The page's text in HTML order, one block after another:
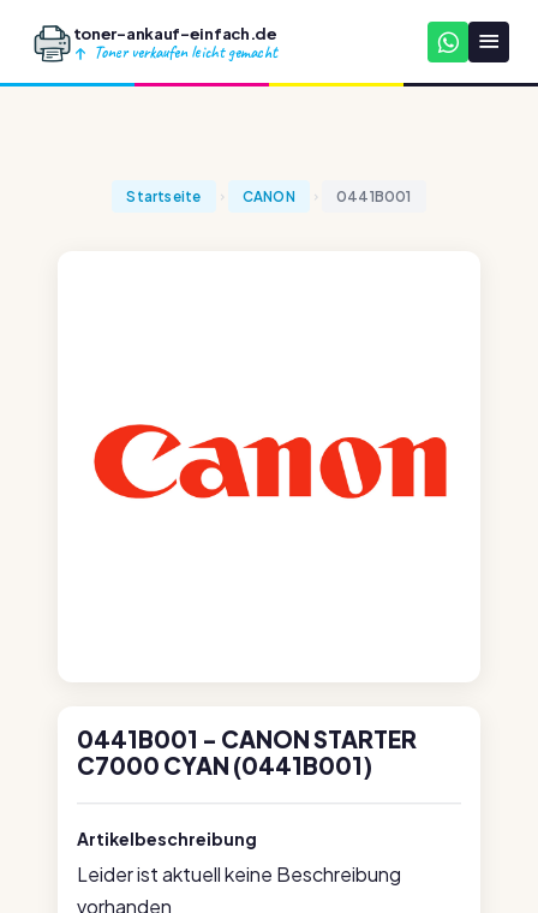
toner-ankauf-einfach.de
Toner verkaufen leicht gemacht
Startseite CANON 0441B001
0441B001 - CANON STARTER
C7000 CYAN (0441B001)
Artikelbeschreibung
Leider ist aktuell keine Beschreibung
vorhanden